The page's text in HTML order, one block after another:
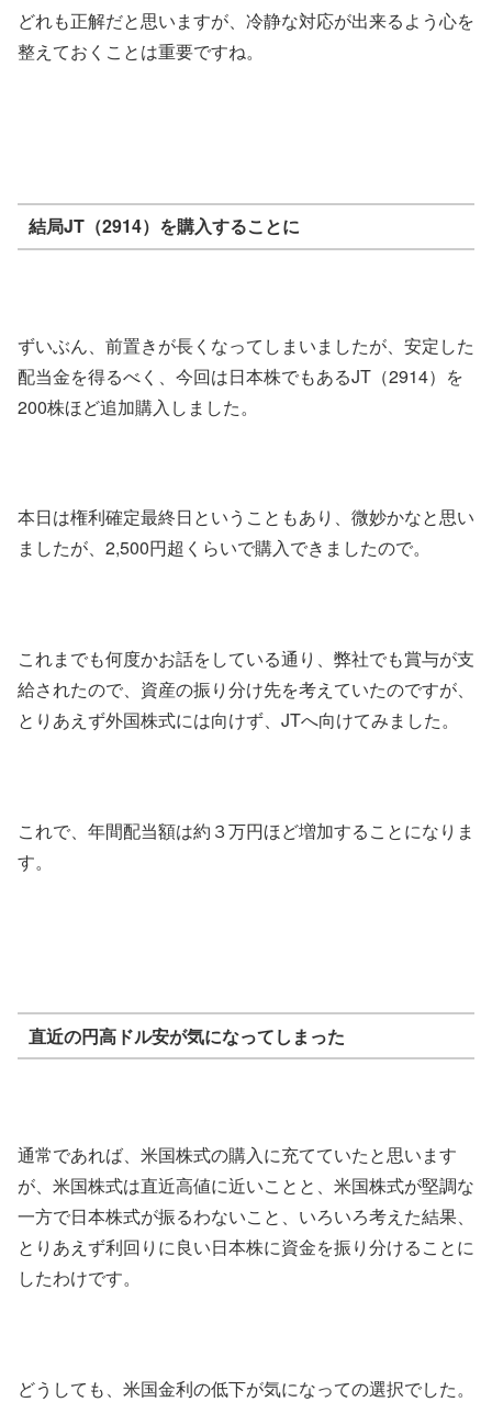
どれも正解だと思いますが、冷静な対応が出来るよう心を
整えておくことは重要ですね。
結局JT（2914）を購入することに
ずいぶん、前置きが長くなってしまいましたが、安定した
配当金を得るべく、今回は日本株でもあるJT（2914）を
200株ほど追加購入しました。
本日は権利確定最終日ということもあり、微妙かなと思い
ましたが、2,500円超くらいで購入できましたので。
これまでも何度かお話をしている通り、弊社でも賞与が支
給されたので、資産の振り分け先を考えていたのですが、
とりあえず外国株式には向けず、JTへ向けてみました。
これで、年間配当額は約３万円ほど増加することになりま
す。
直近の円高ドル安が気になってしまった
通常であれば、米国株式の購入に充てていたと思います
が、米国株式は直近高値に近いことと、米国株式が堅調な
一方で日本株式が振るわないこと、いろいろ考えた結果、
とりあえず利回りに良い日本株に資金を振り分けることに
したわけです。
どうしても、米国金利の低下が気になっての選択でした。